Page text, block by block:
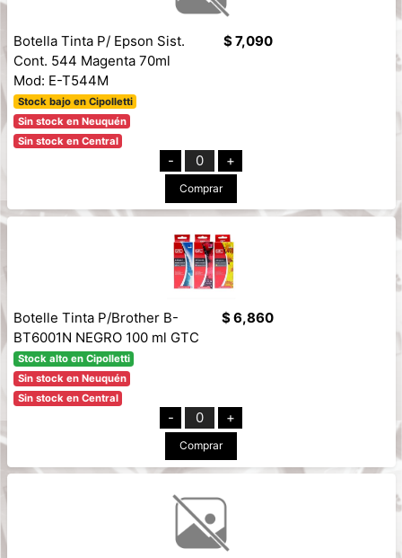
Botella Tinta P/ Epson Sist.
Cont. 544 Magenta 70ml
Mod: E-T544M
Stock bajo en Cipolletti
Sin stock en Neuquén
Sin stock en Central
$ 7,090
- 0 +
Comprar
Botelle Tinta P/Brother B-
BT6001N NEGRO 100 ml GTC
Stock alto en Cipolletti
Sin stock en Neuquén
Sin stock en Central
$ 6,860
- 0 +
Comprar